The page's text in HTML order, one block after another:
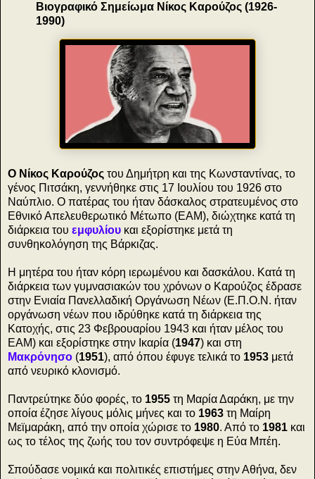
Βιογραφικό Σημείωμα Νίκος Καρούζος (1926-
1990)
Ο Νίκος Καρούζος του Δημήτρη και της Κωνσταντίνας, το
γένος Πιτσάκη, γεννήθηκε στις 17 Ιουλίου του 1926 στο
Ναύπλιο. Ο πατέρας του ήταν δάσκαλος στρατευμένος στο
Εθνικό Απελευθερωτικό Μέτωπο (ΕΑΜ), διώχτηκε κατά τη
διάρκεια του εμφυλίου και εξορίστηκε μετά τη
συνθηκολόγηση της Βάρκιζας.
Η μητέρα του ήταν κόρη ιερωμένου και δασκάλου. Κατά τη
διάρκεια των γυμνασιακών του χρόνων ο Καρούζος έδρασε
στην Ενιαία Πανελλαδική Οργάνωση Νέων (Ε.Π.Ο.Ν. ήταν
οργάνωση νέων που ιδρύθηκε κατά τη διάρκεια της
Κατοχής, στις 23 Φεβρουαρίου 1943 και ήταν μέλος του
ΕΑΜ) και εξορίστηκε στην Ικαρία (1947) και στη
Μακρόνησο (1951), από όπου έφυγε τελικά το 1953 μετά
από νευρικό κλονισμό.
Παντρεύτηκε δύο φορές, το 1955 τη Μαρία Δαράκη, με την
οποία έζησε λίγους μόλις μήνες και το 1963 τη Μαίρη
Μεϊμαράκη, από την οποία χώρισε το 1980. Από το 1981 και
ως το τέλος της ζωής του τον συντρόφεψε η Εύα Μπέη.
Σπούδασε νομικά και πολιτικές επιστήμες στην Αθήνα, δεν